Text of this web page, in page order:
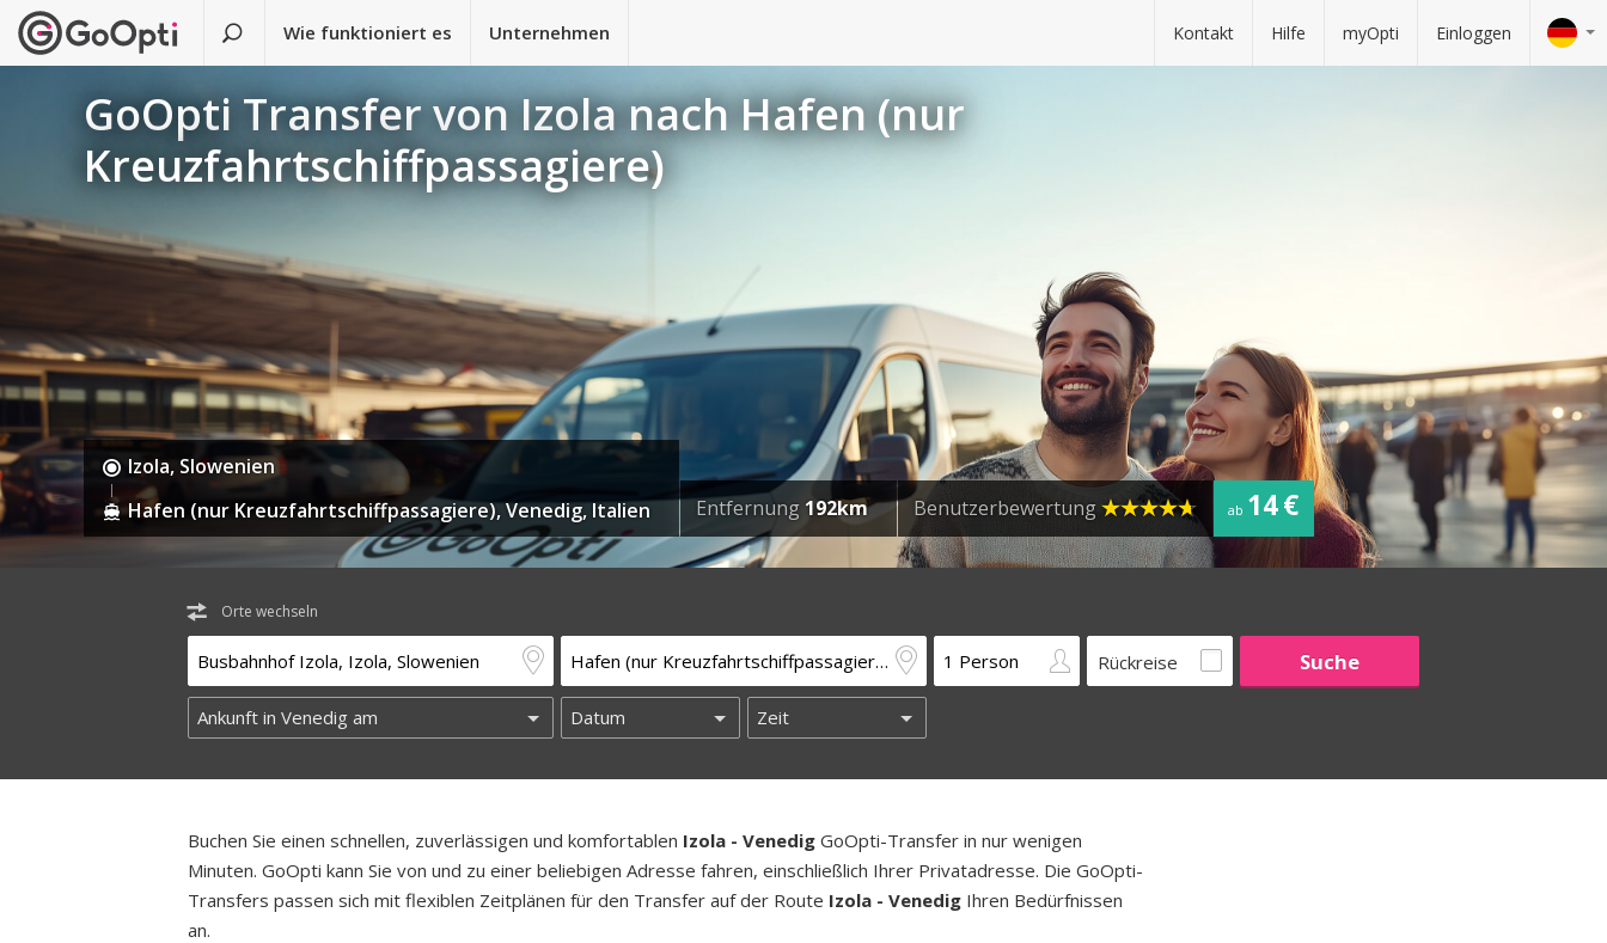
Wie funktioniert es Unternehmen Kontakt Hilfe myOpti Einloggen
GoOpti Transfer von Izola nach Hafen (nur
Kreuzfahrtschiffpassagiere)
Izola, Slowenien
Hafen (nur Kreuzfahrtschiffpassagiere), Venedig, Italien
Entfernung 192km Benutzerbewertung ab 14 €
Orte wechseln
Rückreise
Buchen Sie einen schnellen, zuverlässigen und komfortablen Izola - Venedig GoOpti-Transfer in nur wenigen
Minuten. GoOpti kann Sie von und zu einer beliebigen Adresse fahren, einschließlich Ihrer Privatadresse. Die GoOpti-
Transfers passen sich mit flexiblen Zeitplänen für den Transfer auf der Route Izola - Venedig Ihren Bedürfnissen
an.